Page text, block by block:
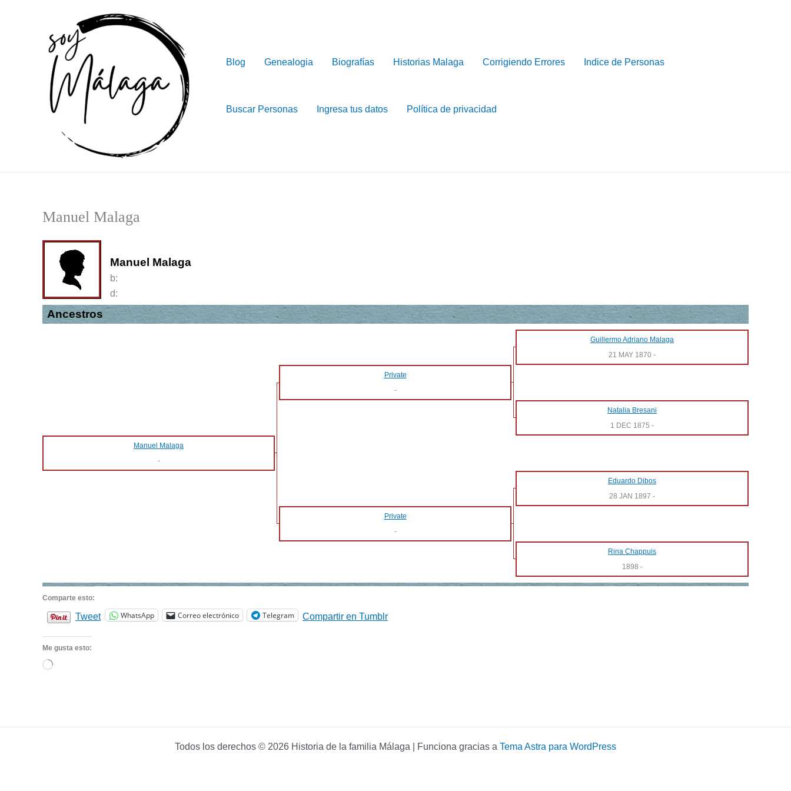
Blog Genealogia Biografías Historias Malaga Corrigiendo Errores Indice de Personas
Buscar Personas Ingresa tus datos Política de privacidad
Manuel Malaga
Manuel Malaga
b:
d:
Ancestros
Guillermo Adriano Malaga
21 MAY 1870 -
Private
-
Natalia Bresani
1 DEC 1875 -
Manuel Malaga
-
Eduardo Dibos
28 JAN 1897 -
Private
-
Rina Chappuis
1898 -
Comparte esto:
Tweet WhatsApp Correo electrónico Telegram Compartir en Tumblr
Me gusta esto:
Cargando...
Todos los derechos © 2026 Historia de la familia Málaga | Funciona gracias a Tema Astra para WordPress